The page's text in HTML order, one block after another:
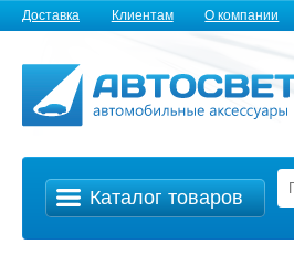
Доставка Клиентам О компании
Каталог товаров